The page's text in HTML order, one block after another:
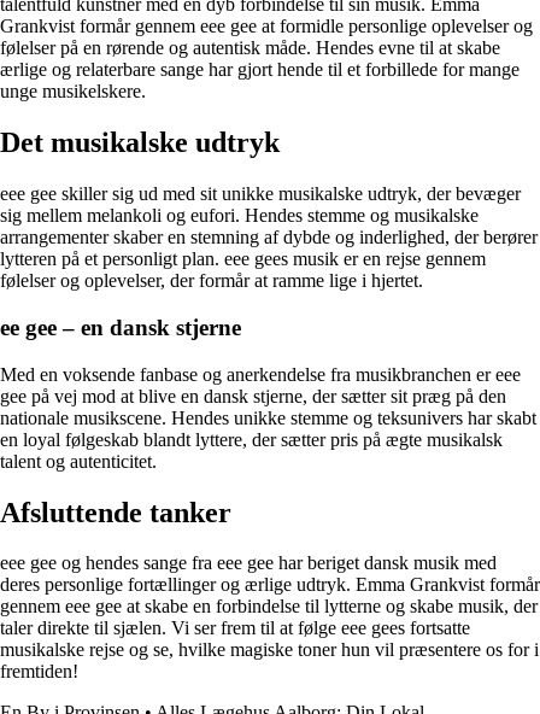
talentfuld kunstner med en dyb forbindelse til sin musik. Emma
Grankvist formår gennem eee gee at formidle personlige oplevelser og
følelser på en rørende og autentisk måde. Hendes evne til at skabe
ærlige og relaterbare sange har gjort hende til et forbillede for mange
unge musikelskere.
Det musikalske udtryk
eee gee skiller sig ud med sit unikke musikalske udtryk, der bevæger
sig mellem melankoli og eufori. Hendes stemme og musikalske
arrangementer skaber en stemning af dybde og inderlighed, der berører
lytteren på et personligt plan. eee gees musik er en rejse gennem
følelser og oplevelser, der formår at ramme lige i hjertet.
ee gee – en dansk stjerne
Med en voksende fanbase og anerkendelse fra musikbranchen er eee
gee på vej mod at blive en dansk stjerne, der sætter sit præg på den
nationale musikscene. Hendes unikke stemme og teksunivers har skabt
en loyal følgeskab blandt lyttere, der sætter pris på ægte musikalsk
talent og autenticitet.
Afsluttende tanker
eee gee og hendes sange fra eee gee har beriget dansk musik med
deres personlige fortællinger og ærlige udtryk. Emma Grankvist formår
gennem eee gee at skabe en forbindelse til lytterne og skabe musik, der
taler direkte til sjælen. Vi ser frem til at følge eee gees fortsatte
musikalske rejse og se, hvilke magiske toner hun vil præsentere os for i
fremtiden!